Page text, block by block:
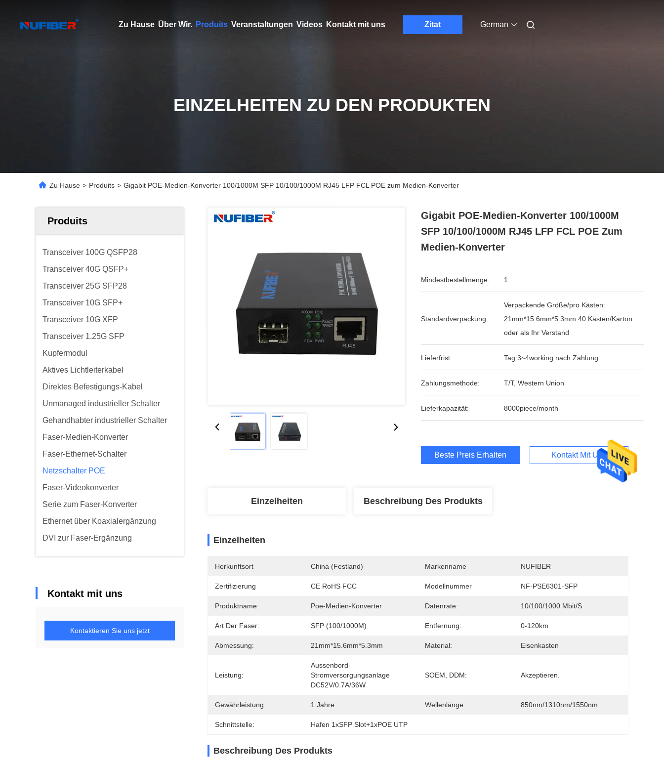
Zu Hause Über Wir. Produits Veranstaltungen Videos Kontakt mit uns Zitat German
EINZELHEITEN ZU DEN PRODUKTEN
Zu Hause > Produits > Gigabit POE-Medien-Konverter 100/1000M SFP 10/100/1000M RJ45 LFP FCL POE zum Medien-Konverter
Produits
Transceiver 100G QSFP28
Transceiver 40G QSFP+
Transceiver 25G SFP28
Transceiver 10G SFP+
Transceiver 10G XFP
Transceiver 1.25G SFP
Kupfermodul
Aktives Lichtleiterkabel
Direktes Befestigungs-Kabel
Unmanaged industrieller Schalter
Gehandhabter industrieller Schalter
Faser-Medien-Konverter
Faser-Ethernet-Schalter
Netzschalter POE
Faser-Videokonverter
Serie zum Faser-Konverter
Ethernet über Koaxialergänzung
DVI zur Faser-Ergänzung
Kontakt mit uns
Kontaktieren Sie uns jetzt
Gigabit POE-Medien-Konverter 100/1000M
SFP 10/100/1000M RJ45 LFP FCL POE Zum
Medien-Konverter
Mindestbestellmenge: 1
Standardverpackung:
Verpackende Größe/pro Kästen:
21mm*15.6mm*5.3mm 40 Kästen/Karton
oder als Ihr Verstand
Lieferfrist: Tag 3~4working nach Zahlung
Zahlungsmethode: T/T, Western Union
Lieferkapazität: 8000piece/month
Beste Preis Erhalten Kontakt Mit Uns
Einzelheiten Beschreibung Des Produkts
Einzelheiten
Herkunftsort China (Festland) Markenname NUFIBER
Zertifizierung CE RoHS FCC Modellnummer NF-PSE6301-SFP
Produktname: Poe-Medien-Konverter Datenrate: 10/100/1000 Mbit/s
Art Der Faser: SFP (100/1000M) Entfernung: 0-120km
Abmessung: 21mm*15.6mm*5.3mm Material: Eisenkasten
Leistung:
Aussenbord-
Stromversorgungsanlage
DC52V/0.7A/36W
SOEM, DDM: Akzeptieren.
Gewährleistung: 1 Jahre Wellenlänge: 850nm/1310nm/1550nm
Schnittstelle: Hafen 1xSFP Slot+1xPOE UTP
Beschreibung Des Produkts